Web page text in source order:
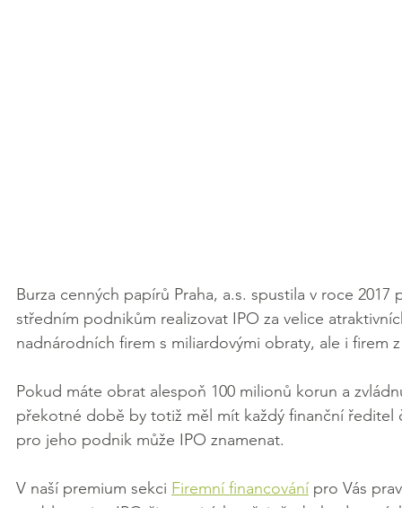
Burza cenných papírů Praha, a.s. spustila v roce
středním podnikům realizovat IPO za velice
nadnárodních firem s miliardovými obraty, ale i firem
Pokud máte obrat alespoň 100 milionů korun a
překotné době by totiž měl mít každý finanční
pro jeho podnik může IPO znamenat.
V naší premium sekci Firemní financování pro Vás